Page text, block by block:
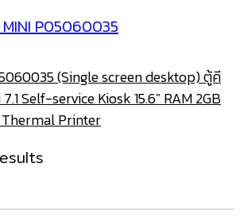
(Single screen desktop) ตู้คี
Self-service Kiosk 15.6″ RAM 2GB
Thermal Printer
latest